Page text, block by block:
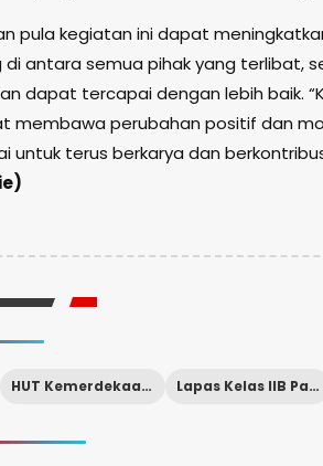
pula kegiatan ini dapat
antara semua pihak yang terlibat,
dapat tercapai dengan lebih baik.
membawa perubahan positif dan
untuk terus berkarya dan
HUT Kemerdekaan RI Ke-79 Lapas Kelas IIB Pasuruan